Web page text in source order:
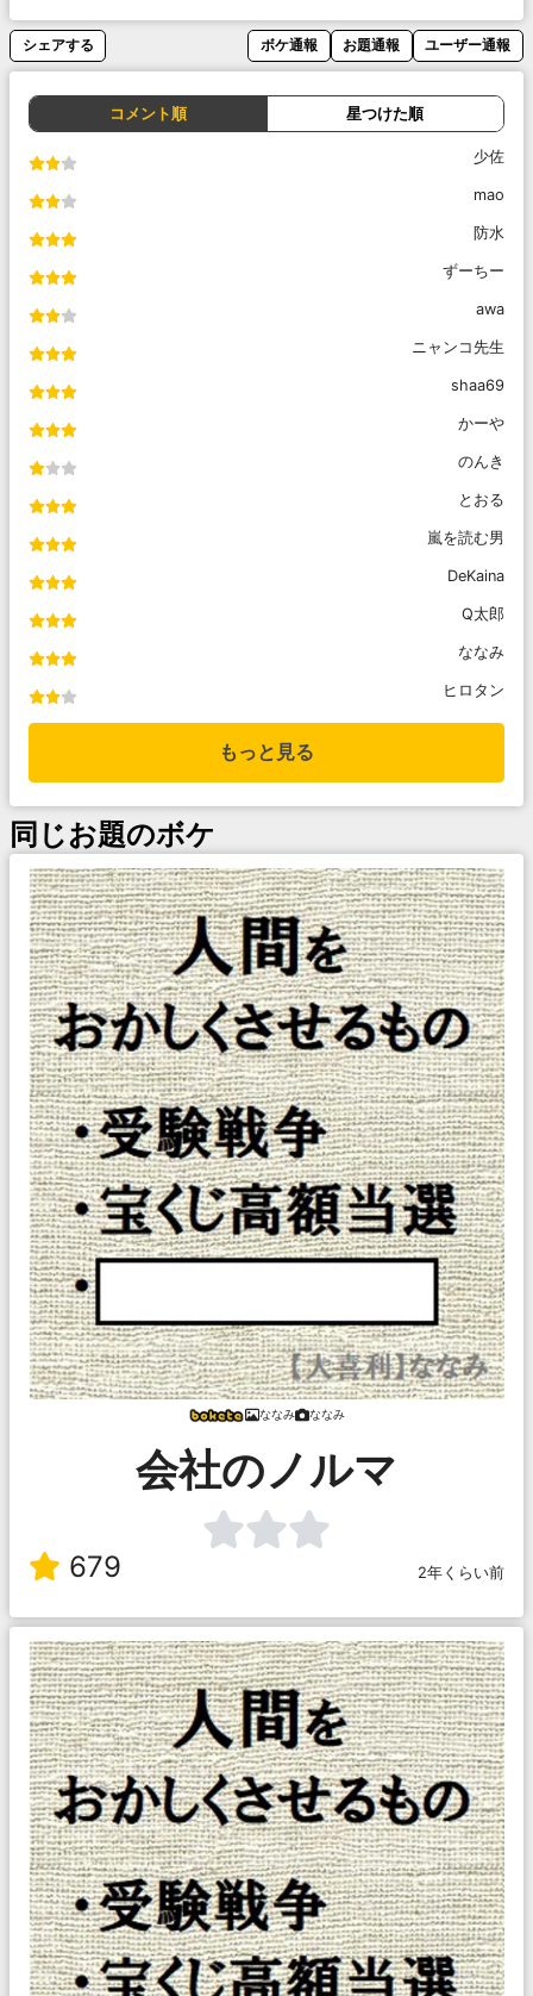
シェアする ボケ通報 お題通報 ユーザー通報
コメント順 星つけた順
少佐
mao
防水
ずーちー
awa
ニャンコ先生
shaa69
かーや
のんき
とおる
嵐を読む男
DeKaina
Q太郎
ななみ
ヒロタン
もっと見る
同じお題のボケ
ななみ ななみ
会社のノルマ
679 2年くらい前